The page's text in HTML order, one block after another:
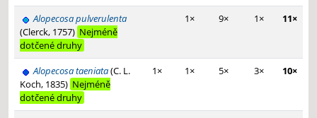
Alopecosa pulverulenta
(Clerck, 1757) Nejméně
dotčené druhy
1× 9× 1× 11×
Alopecosa taeniata(C. L.
Koch, 1835) Nejméně
dotčené druhy
1× 1× 5× 3× 10×